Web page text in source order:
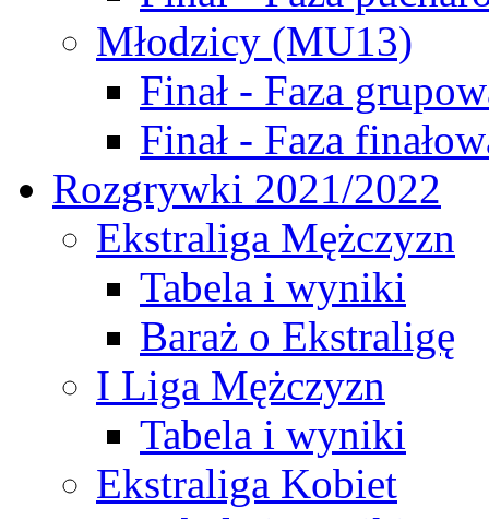
Młodzicy (MU13)
Finał - Faza
Finał - Faza
Rozgrywki 2021/2022
Ekstraliga Mężczyzn
Tabela i wyniki
Baraż o Ekstraligę
I Liga Mężczyzn
Tabela i wyniki
Ekstraliga Kobiet